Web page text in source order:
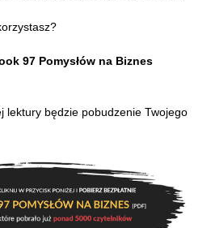
97 Pomysłów na Biznes
lektury będzie pobudzenie Twojego